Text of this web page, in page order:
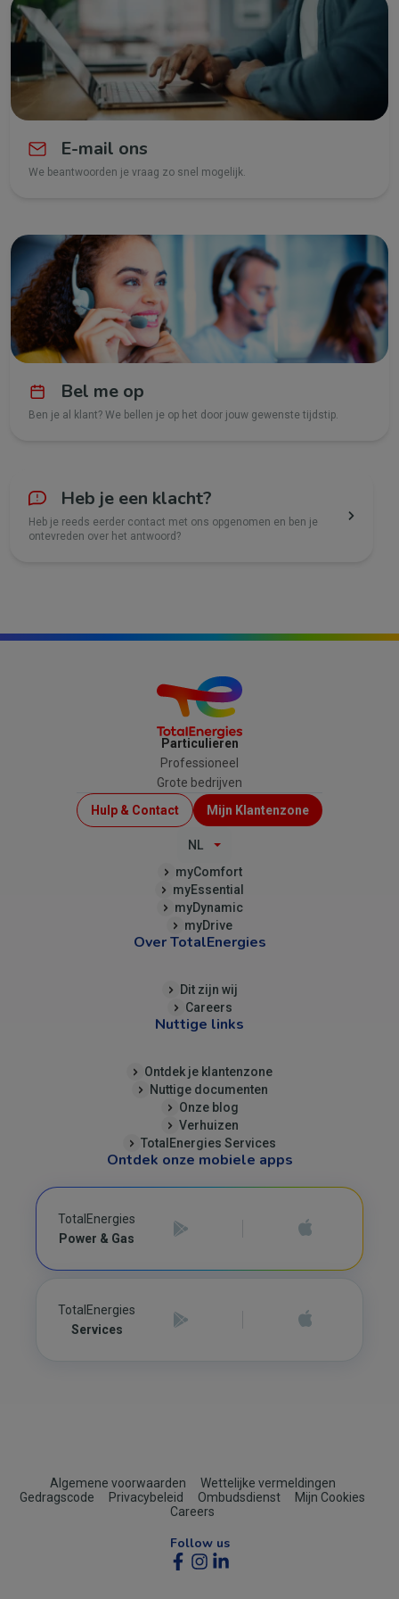
E-mail ons
We beantwoorden je vraag zo snel mogelijk.
Bel me op
Ben je al klant? We bellen je op het door jouw gewenste tijdstip.
Heb je een klacht?
Heb je reeds eerder contact met ons opgenomen en ben je
ontevreden over het antwoord?
Particulieren
Professioneel
Grote bedrijven
Menu
Top
Hulp & Contact Mijn Klantenzone
NL
myComfort
myEssential
myDynamic
myDrive
Over TotalEnergies
Dit zijn wij
Careers
Nuttige links
Ontdek je klantenzone
Nuttige documenten
Onze blog
Verhuizen
TotalEnergies Services
Ontdek onze mobiele apps
TotalEnergies
Power & Gas
TotalEnergies
Services
FooterAlgemene voorwaarden
Wettelijke vermeldingen
Gedragscode
Privacybeleid Ombudsdienst
Mijn Cookies
Careers
Follow us
Social